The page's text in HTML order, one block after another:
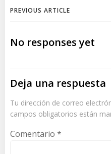
Navegación
por
entradas
PREVIOUS ARTICLE
No responses yet
Deja una respuesta
Tu dirección de correo
campos obligatorios están
Comentario *